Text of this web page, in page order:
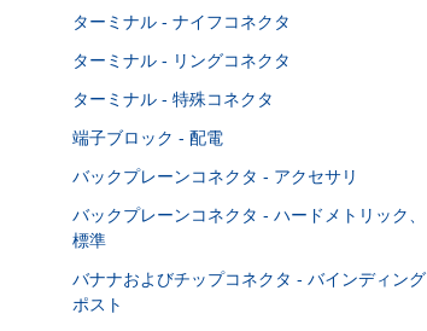
ターミナル - ナイフコネクタ
ターミナル - リングコネクタ
ターミナル - 特殊コネクタ
端子ブロック - 配電
バックプレーンコネクタ - アクセサリ
バックプレーンコネクタ - ハードメトリック、
標準
バナナおよびチップコネクタ - バインディング
ポスト